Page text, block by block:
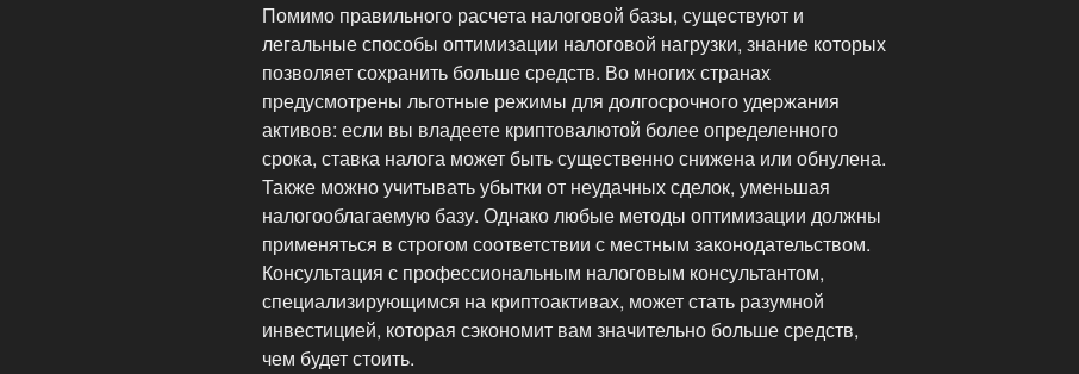
Помимо правильного расчета налоговой базы, существуют и
легальные способы оптимизации налоговой нагрузки, знание которых
позволяет сохранить больше средств. Во многих странах
предусмотрены льготные режимы для долгосрочного удержания
активов: если вы владеете криптовалютой более определенного
срока, ставка налога может быть существенно снижена или обнулена.
Также можно учитывать убытки от неудачных сделок, уменьшая
налогооблагаемую базу. Однако любые методы оптимизации должны
применяться в строгом соответствии с местным законодательством.
Консультация с профессиональным налоговым консультантом,
специализирующимся на криптоактивах, может стать разумной
инвестицией, которая сэкономит вам значительно больше средств,
чем будет стоить.